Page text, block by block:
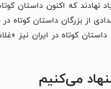
نهادند که اکنون داستان
از بزرگان داستان
کوتاه در ایران نیز
می‌کنیم